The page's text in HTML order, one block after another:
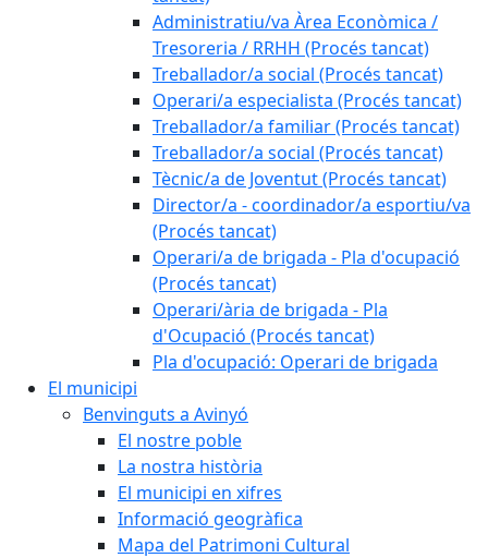
Administratiu/va Àrea Econòmica /
Tresoreria / RRHH (Procés tancat)
Treballador/a social (Procés tancat)
Operari/a especialista (Procés tancat)
Treballador/a familiar (Procés tancat)
Treballador/a social (Procés tancat)
Tècnic/a de Joventut (Procés tancat)
Director/a - coordinador/a esportiu/va
(Procés tancat)
Operari/a de brigada - Pla d'ocupació
(Procés tancat)
Operari/ària de brigada - Pla
d'Ocupació (Procés tancat)
Pla d'ocupació: Operari de brigada
El municipi
Benvinguts a Avinyó
El nostre poble
La nostra història
El municipi en xifres
Informació geogràfica
Mapa del Patrimoni Cultural